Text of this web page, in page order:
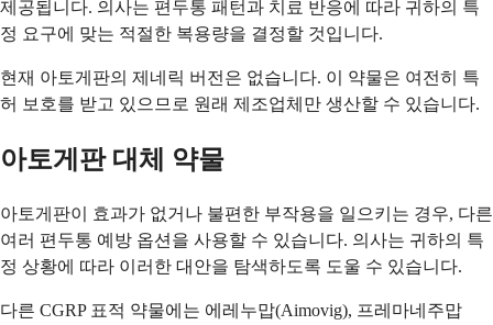
제공됩니다. 의사는 편두통 패턴과 치료 반응에 따라 귀하의 특
정 요구에 맞는 적절한 복용량을 결정할 것입니다.
현재 아토게판의 제네릭 버전은 없습니다. 이 약물은 여전히 특
허 보호를 받고 있으므로 원래 제조업체만 생산할 수 있습니다.
아토게판 대체 약물
아토게판이 효과가 없거나 불편한 부작용을 일으키는 경우, 다른
여러 편두통 예방 옵션을 사용할 수 있습니다. 의사는 귀하의 특
정 상황에 따라 이러한 대안을 탐색하도록 도울 수 있습니다.
다른 CGRP 표적 약물에는 에레누맙(Aimovig), 프레마네주맙